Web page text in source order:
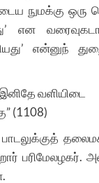
நுமக்கு ஒரு
என
என்னுந்
வளியிடை
(1108)